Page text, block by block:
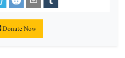
Donate Now